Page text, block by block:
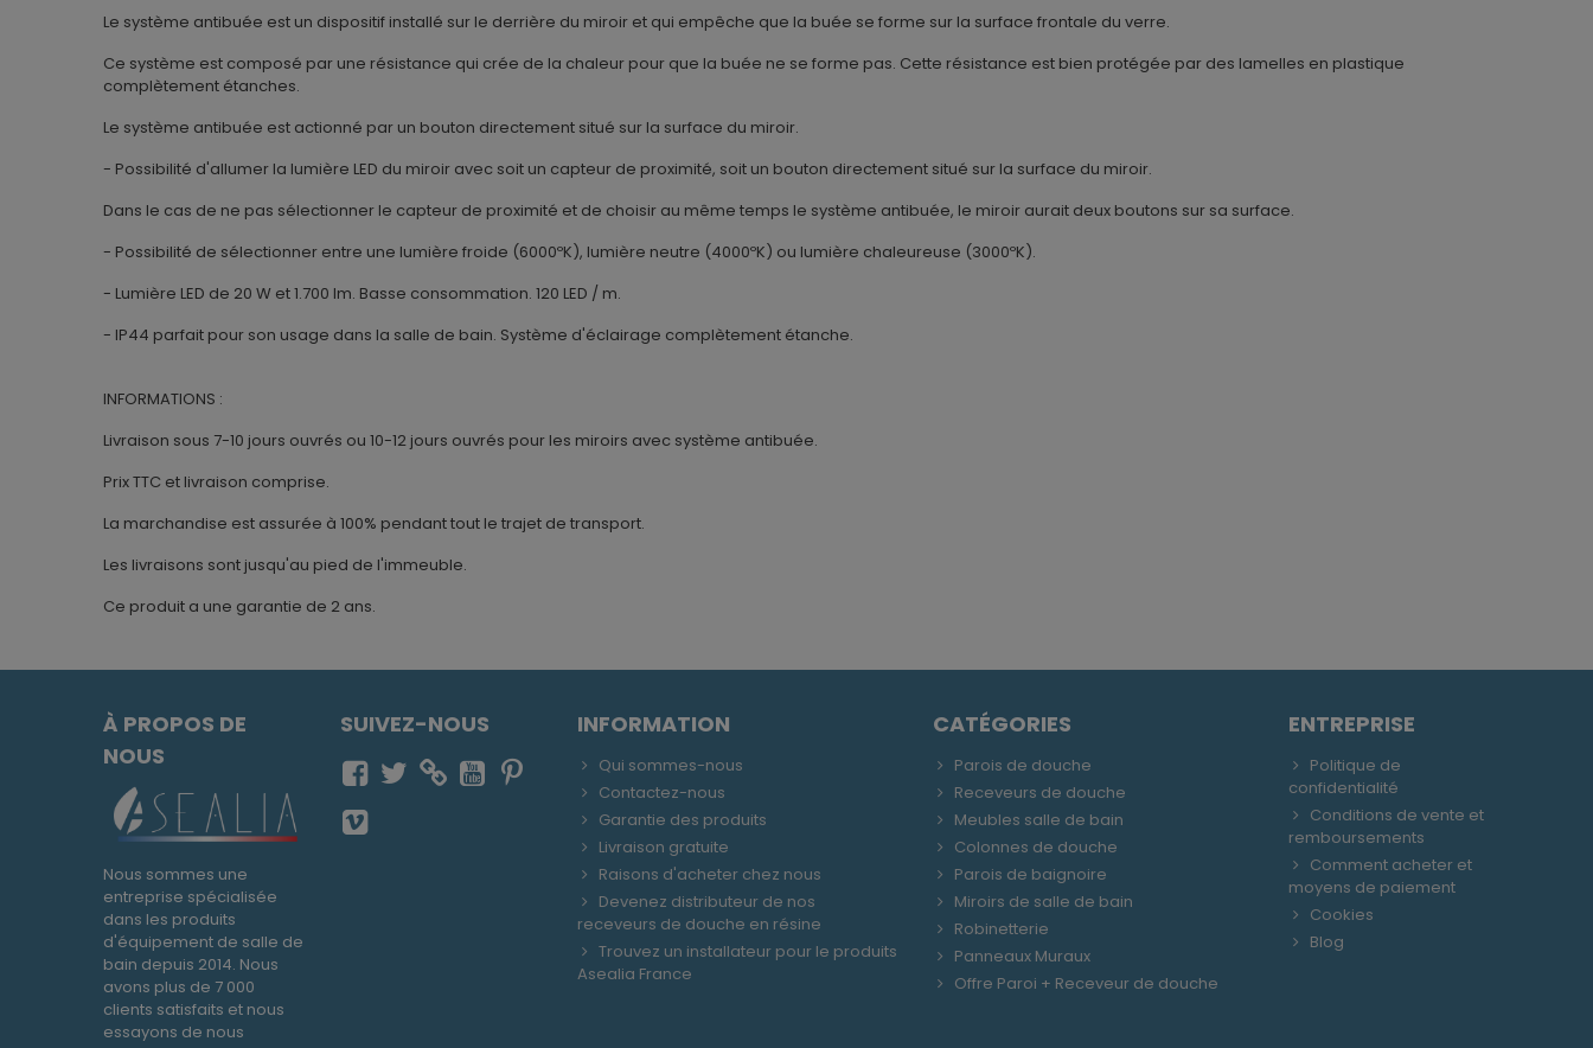
Le système antibuée est un dispositif installé sur le derrière du miroir et qui empêche que la buée se forme sur la surface frontale du verre.
Ce système est composé par une résistance qui crée de la chaleur pour que la buée ne se forme pas. Cette résistance est bien protégée par des lamelles en plastique
complètement étanches.
Le système antibuée est actionné par un bouton directement situé sur la surface du miroir.
- Possibilité d'allumer la lumière LED du miroir avec soit un capteur de proximité, soit un bouton directement situé sur la surface du miroir.
Dans le cas de ne pas sélectionner le capteur de proximité et de choisir au même temps le système antibuée, le miroir aurait deux boutons sur sa surface.
- Possibilité de sélectionner entre une lumière froide (6000ºK), lumière neutre (4000ºK) ou lumière chaleureuse (3000ºK).
- Lumière LED de 20 W et 1.700 lm. Basse consommation. 120 LED / m.
- IP44 parfait pour son usage dans la salle de bain. Système d'éclairage complètement étanche.
INFORMATIONS :
Livraison sous 7-10 jours ouvrés ou 10-12 jours ouvrés pour les miroirs avec système antibuée.
Prix TTC et livraison comprise.
La marchandise est assurée à 100% pendant tout le trajet de transport.
Les livraisons sont jusqu'au pied de l'immeuble.
Ce produit a une garantie de 2 ans.
À PROPOS DE
NOUS
Nous sommes une
entreprise spécialisée
dans les produits
d'équipement de salle de
bain depuis 2014. Nous
avons plus de 7 000
clients satisfaits et nous
essayons de nous
SUIVEZ-NOUS INFORMATION
Qui sommes-nous
Contactez-nous
Garantie des produits
Livraison gratuite
Raisons d'acheter chez nous
Devenez distributeur de nos
receveurs de douche en résine
Trouvez un installateur pour le produits
Asealia France
CATÉGORIES
Parois de douche
Receveurs de douche
Meubles salle de bain
Colonnes de douche
Parois de baignoire
Miroirs de salle de bain
Robinetterie
Panneaux Muraux
Offre Paroi + Receveur de douche
ENTREPRISE
Politique de
confidentialité
Conditions de vente et
remboursements
Comment acheter et
moyens de paiement
Cookies
Blog